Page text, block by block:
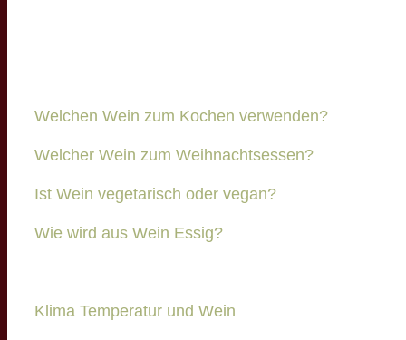
Welchen Wein zum Kochen verwenden?
Welcher Wein zum Weihnachtsessen?
Ist Wein vegetarisch oder vegan?
Wie wird aus Wein Essig?
Klima Temperatur und Wein